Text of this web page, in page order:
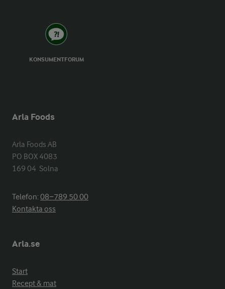
KONSUMENTFORUM
Arla Foods
Arla Foods AB
PO BOX 4083
169 04  Solna
Telefon:08−789 50 00
Kontakta oss
Arla.se
Start
Recept & mat